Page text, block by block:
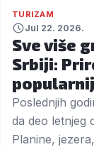
TURIZAM
Jul 22. 2026.
Sve više
Srbiji:
Poslednjih
da deo letnjeg
Planine,